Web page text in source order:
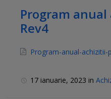
Program
Rev4
Program-anual-achizitii-
17 ianuarie, 2023 in